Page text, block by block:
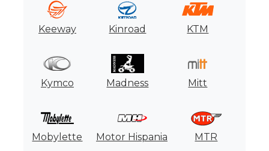
Keeway Kinroad KTM
Kymco Madness Mitt
Mobylette Motor Hispania MTR